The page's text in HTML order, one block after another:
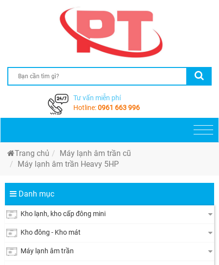
Tư vấn miễn phí
Hotline:0961 663 996
Trang chủ
Máy lạnh âm trần cũ
Máy lạnh âm trần Heavy 5HP
Danh mục
Kho lạnh, kho cấp đông mini
Kho đông - Kho mát
Máy lạnh âm trần